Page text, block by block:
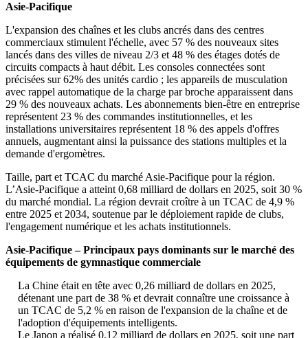
Asie-Pacifique
L'expansion des chaînes et les clubs ancrés dans des centres
commerciaux stimulent l'échelle, avec 57 % des nouveaux sites
lancés dans des villes de niveau 2/3 et 48 % des étages dotés de
circuits compacts à haut débit. Les consoles connectées sont
précisées sur 62% des unités cardio ; les appareils de musculation
avec rappel automatique de la charge par broche apparaissent dans
29 % des nouveaux achats. Les abonnements bien-être en entreprise
représentent 23 % des commandes institutionnelles, et les
installations universitaires représentent 18 % des appels d'offres
annuels, augmentant ainsi la puissance des stations multiples et la
demande d'ergomètres.
Taille, part et TCAC du marché Asie-Pacifique pour la région.
L’Asie-Pacifique a atteint 0,68 milliard de dollars en 2025, soit 30 %
du marché mondial. La région devrait croître à un TCAC de 4,9 %
entre 2025 et 2034, soutenue par le déploiement rapide de clubs,
l'engagement numérique et les achats institutionnels.
Asie-Pacifique – Principaux pays dominants sur le marché des
équipements de gymnastique commerciale
La Chine était en tête avec 0,26 milliard de dollars en 2025,
détenant une part de 38 % et devrait connaître une croissance à
un TCAC de 5,2 % en raison de l'expansion de la chaîne et de
l'adoption d'équipements intelligents.
Le Japon a réalisé 0,12 milliard de dollars en 2025, soit une part